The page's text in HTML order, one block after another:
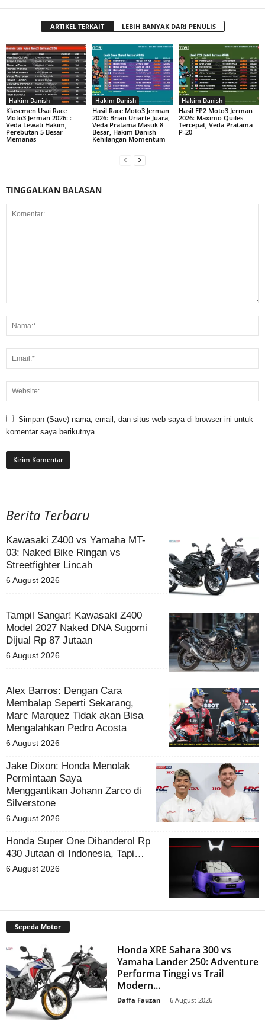
ARTIKEL TERKAIT LEBIH BANYAK DARI PENULIS
Hakim Danish
Klasemen Usai Race
Moto3 Jerman 2026: :
Veda Lewati Hakim,
Perebutan 5 Besar
Memanas
Hakim Danish
Hasil Race Moto3 Jerman
2026: Brian Uriarte Juara,
Veda Pratama Masuk 8
Besar, Hakim Danish
Kehilangan Momentum
Hakim Danish
Hasil FP2 Moto3 Jerman
2026: Maximo Quiles
Tercepat, Veda Pratama
P-20
TINGGALKAN BALASAN
Simpan (Save) nama, email, dan situs web saya di browser ini untuk
komentar saya berikutnya.
Berita Terbaru
Kawasaki Z400 vs Yamaha MT-
03: Naked Bike Ringan vs
Streetfighter Lincah
6 August 2026
Tampil Sangar! Kawasaki Z400
Model 2027 Naked DNA Sugomi
Dijual Rp 87 Jutaan
6 August 2026
Alex Barros: Dengan Cara
Membalap Seperti Sekarang,
Marc Marquez Tidak akan Bisa
Mengalahkan Pedro Acosta
6 August 2026
Jake Dixon: Honda Menolak
Permintaan Saya
Menggantikan Johann Zarco di
Silverstone
6 August 2026
Honda Super One Dibanderol Rp
430 Jutaan di Indonesia, Tapi…
6 August 2026
Sepeda Motor
Honda XRE Sahara 300 vs
Yamaha Lander 250: Adventure
Performa Tinggi vs Trail
Modern...
Daffa Fauzan 6 August 2026